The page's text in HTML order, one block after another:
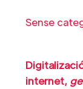
Sense
internet,